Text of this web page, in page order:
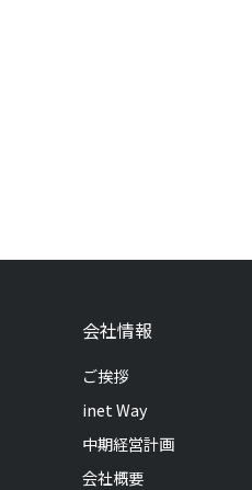
会社情報
ご挨拶
inet Way
中期経営計画
会社概要